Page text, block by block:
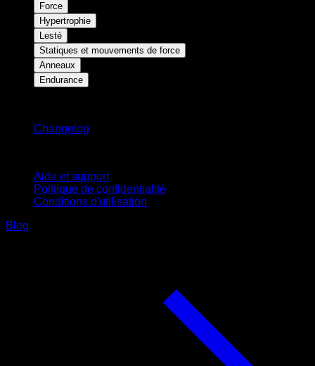
Force
Hypertrophie
Lesté
Statiques et mouvements de force
Anneaux
Endurance
Changelog
Aide et support
Politique de confidentialité
Conditions d'utilisation
Blog